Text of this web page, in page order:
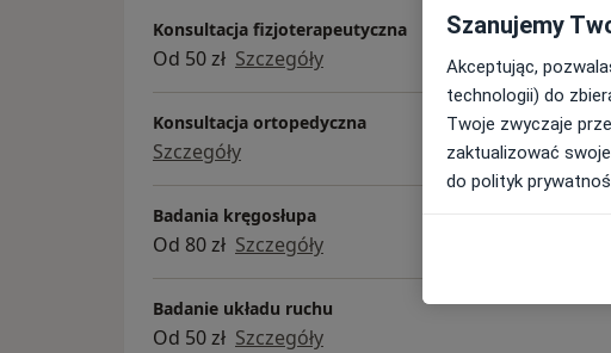
Konsultacja fizjoterapeutyczna
Od 50 zł Szczegóły
Konsultacja ortopedyczna
Szczegóły
Badania kręgosłupa
Od 80 zł Szczegóły
Badanie układu ruchu
Od 50 zł Szczegóły
Szanujemy
Akceptując,
technologii) do
Twoje zwyczaje
zaktualizować
do polityk